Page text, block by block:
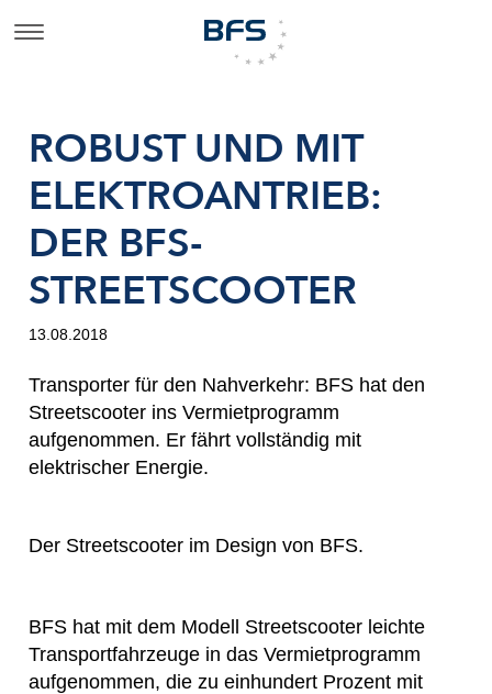
ROBUST UND MIT
ELEKTROANTRIEB:
DER BFS-
STREETSCOOTER
13.08.2018
Transporter für den Nahverkehr: BFS hat den
Streetscooter ins Vermietprogramm
aufgenommen. Er fährt vollständig mit
elektrischer Energie.
Der Streetscooter im Design von BFS.
BFS hat mit dem Modell Streetscooter leichte
Transportfahrzeuge in das Vermietprogramm
aufgenommen, die zu einhundert Prozent mit